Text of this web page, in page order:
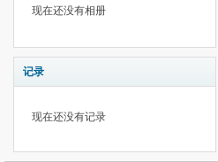
现在还没有相册
记录
现在还没有记录